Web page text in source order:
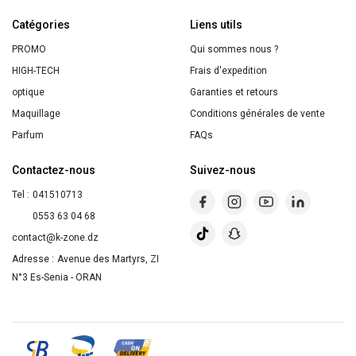
390ml
Catégories
PROMO
HIGH-TECH
optique
Maquillage
Parfum
Liens utils
Qui sommes nous ?
Frais d'expedition
Garanties et retours
Conditions générales de vente
FAQs
Contactez-nous
Tel : 041510713
0553 63 04 68
contact@k-zone.dz
Adresse : Avenue des Martyrs, ZI
N°3 Es-Senia - ORAN
Suivez-nous